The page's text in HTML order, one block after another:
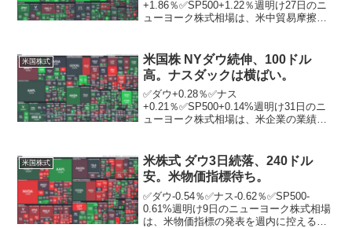
+1.86％✅SP500+1.22％週明け27日のニ
ューヨーク株式相場は、米中貿易摩擦の
ックも、最高値を塗り替えて引けた。S＆
P500も最高値...
米国株式
米国株 NYダウ続伸、100ドル
高。ナスダックは横ばい。
✅ダウ+0.28％✅ナス
+0.21％✅SP500+0.14%週明け31日のニ
ューヨーク株式相場は、米企業の業績に
ウとナスダックともに方向感のない展開
となった。ただ、今...
米国株式
米株式 ダウ3日続落、240ドル
安。米物価指標待ち。
✅ダウ-0.54％✅ナス-0.62％✅SP500-
0.61%週明け9日のニューヨーク株式相場
は、米物価指標の発表を週内に控える中